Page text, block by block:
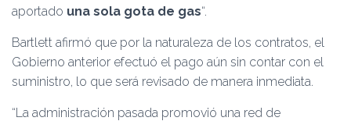
aportado una sola gota de gas“.
Bartlett afirmó que por la naturaleza de los contratos, el
Gobierno anterior efectuó el pago aún sin contar con el
suministro, lo que será revisado de manera inmediata.
“La administración pasada promovió una red de